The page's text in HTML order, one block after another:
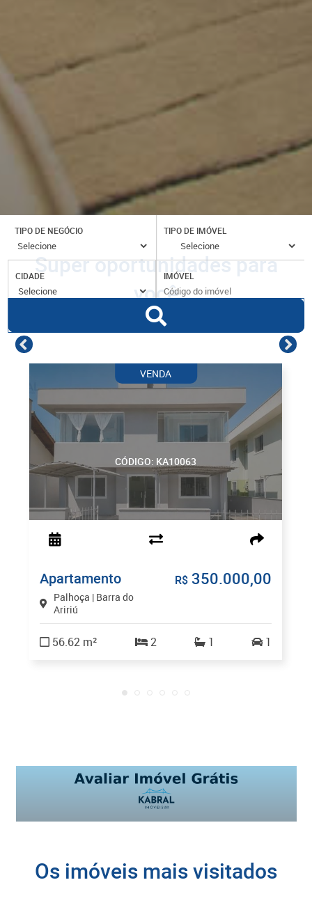
TIPO DE NEGÓCIO TIPO DE IMÓVEL
CIDADE IMÓVEL
Super oportunidades para
você
CÓDIGO: KA10063
VENDA
Apartamento
Palhoça | Barra do
Aririú
R$ 350.000,00
56.62 m² 2 1 1
Os imóveis mais visitados